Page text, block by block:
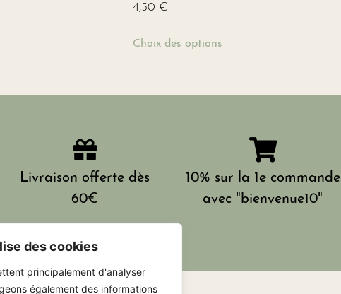
des cookies
principalement d'analyser
également des informations
4,50 €
Choix des options
Livraison offerte dès
60€
10% sur la 1e commande
avec "bienvenue10"